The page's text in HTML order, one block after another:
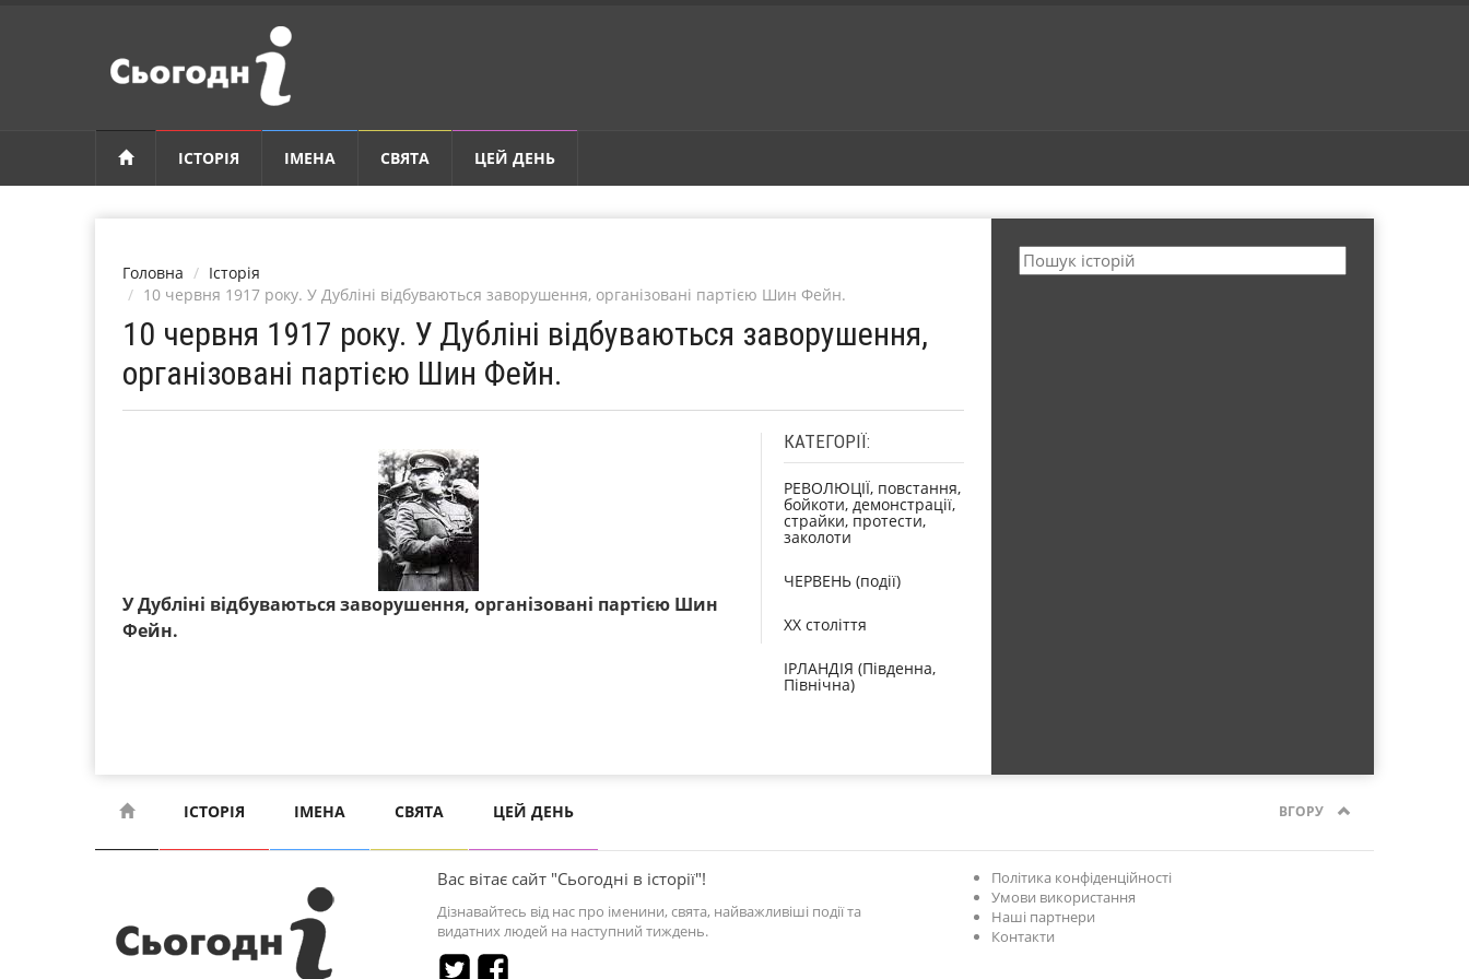
ІСТОРІЯ ІМЕНА СВЯТА ЦЕЙ ДЕНЬ
Головна
Історія
10 червня 1917 року. У Дубліні відбуваються заворушення, організовані партією Шин Фейн.
10 червня 1917 року. У Дубліні відбуваються заворушення,
організовані партією Шин Фейн.
У Дубліні відбуваються заворушення, організовані партією Шин
Фейн.
КАТЕГОРІЇ:
РЕВОЛЮЦІЇ, повстання,
бойкоти, демонстрації,
страйки, протести,
заколоти
ЧЕРВЕНЬ (події)
XX століття
ІРЛАНДІЯ (Південна,
Північна)
ІСТОРІЯ ІМЕНА СВЯТА ЦЕЙ ДЕНЬ ВГОРУ
Вас вітає сайт "Сьогодні в історії"!
Дізнавайтесь від нас про іменини, свята, найважливіші події та
видатних людей на наступний тиждень.
Політика конфіденційності
Умови використання
Наші партнери
Контакти